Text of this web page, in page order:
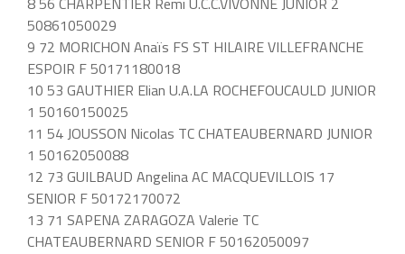
50861050029
9 72 MORICHON Anaïs FS ST HILAIRE VILLEFRANCHE
ESPOIR F 50171180018
10 53 GAUTHIER Elian U.A.LA ROCHEFOUCAULD JUNIOR
1 50160150025
11 54 JOUSSON Nicolas TC CHATEAUBERNARD JUNIOR
1 50162050088
12 73 GUILBAUD Angelina AC MACQUEVILLOIS 17
SENIOR F 50172170072
13 71 SAPENA ZARAGOZA Valerie TC
CHATEAUBERNARD SENIOR F 50162050097